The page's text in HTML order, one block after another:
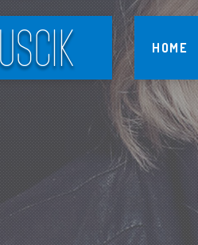
HOME